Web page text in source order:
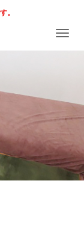
。
T
a
g
a
t